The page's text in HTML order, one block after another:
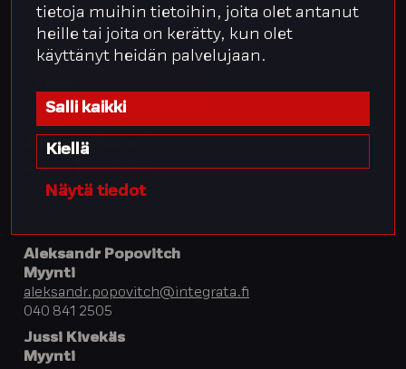
tietoja muihin tietoihin, joita olet antanut
heille tai joita on kerätty, kun olet
käyttänyt heidän palvelujaan.
Salli kaikki
Kiellä
Näytä tiedot
Apua arkeen?
Henna Roihupuro
CRO
Aleksandr Popovitch
Myynti
aleksandr.popovitch@integrata.fi
040 841 2505
Jussi Kivekäs
Myynti